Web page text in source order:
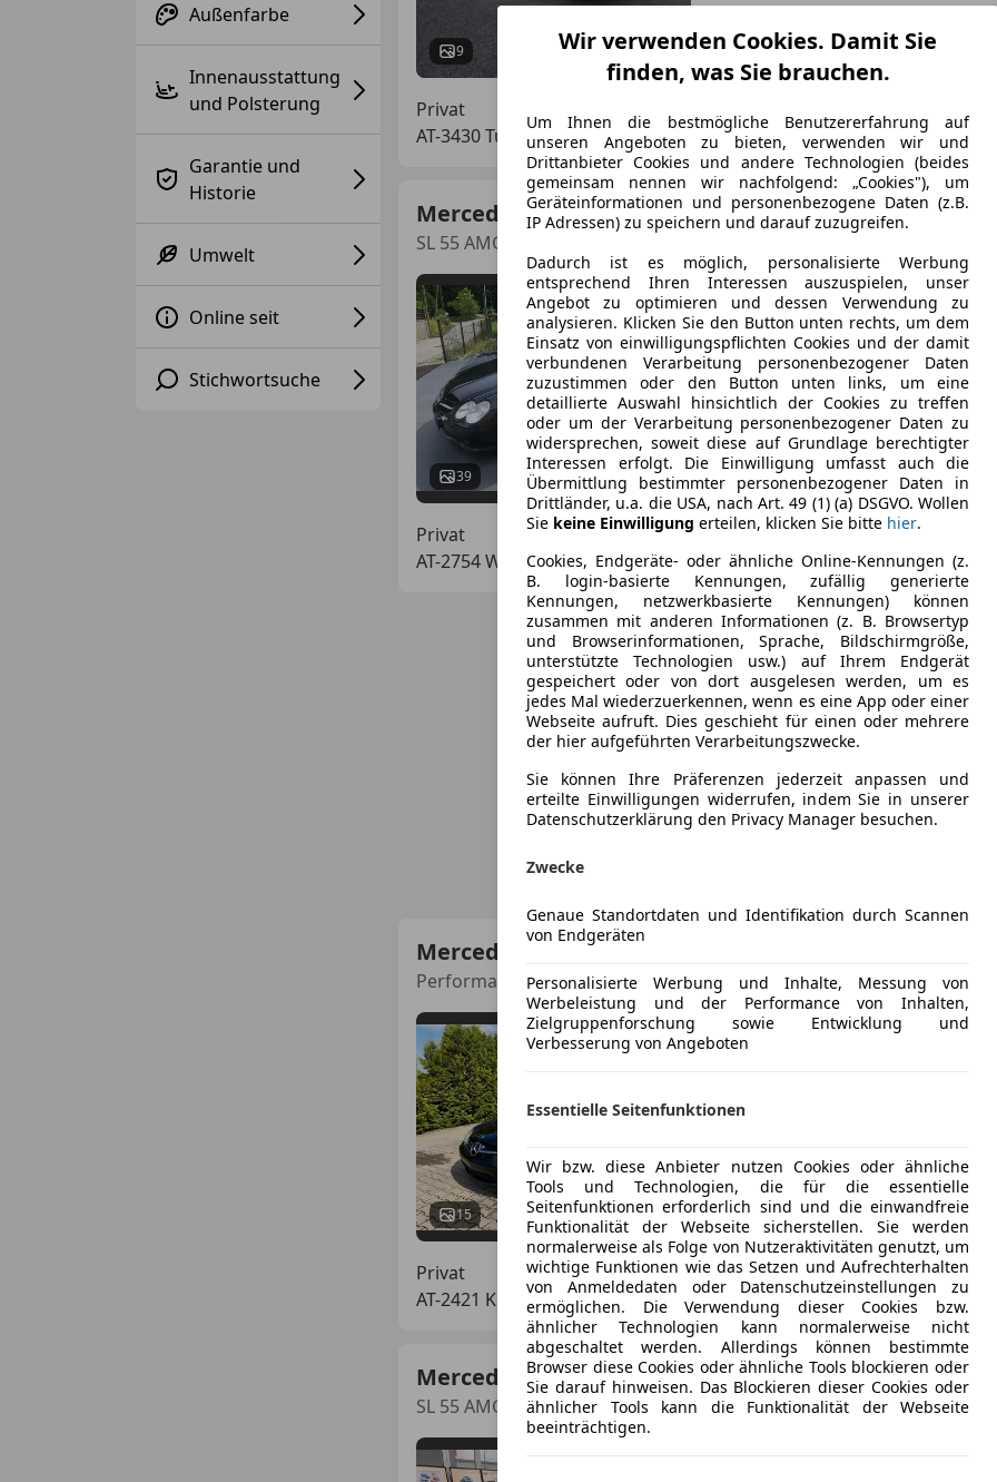
Außenfarbe
Innenausstattung
und Polsterung
Garantie und
Historie
Umwelt
Online seit
Stichwortsuche
9 07/2004 36 350 km
Privat
AT-3430 Tulln an der Donau
Mercedes-Benz SL 55 AMG
SL 55 AMG Roadster Aut. AMG
39
€ 42 750
07/2002 98 200 km
Privat
AT-2754 Waldegg
Mercedes-Benz SL 55 AMG
Performance Package P030, European Version
15
€ 42 999
06/2002 86 900 km
Privat
AT-2421 Kittsee
Mercedes-Benz SL 55 AMG
SL 55 AMG Evolution Mopf1
Wir verwenden Cookies. Damit Sie
finden, was Sie brauchen.
Um Ihnen die bestmögliche Benutzererfahrung auf
unseren Angeboten zu bieten, verwenden wir und
Drittanbieter Cookies und andere Technologien (beides
gemeinsam nennen wir nachfolgend: „Cookies"), um
Geräteinformationen und personenbezogene Daten (z.B.
IP Adressen) zu speichern und darauf zuzugreifen.
Dadurch ist es möglich, personalisierte Werbung
entsprechend Ihren Interessen auszuspielen, unser
Angebot zu optimieren und dessen Verwendung zu
analysieren. Klicken Sie den Button unten rechts, um dem
Einsatz von einwilligungspflichten Cookies und der damit
verbundenen Verarbeitung personenbezogener Daten
zuzustimmen oder den Button unten links, um eine
detaillierte Auswahl hinsichtlich der Cookies zu treffen
oder um der Verarbeitung personenbezogener Daten zu
widersprechen, soweit diese auf Grundlage berechtigter
Interessen erfolgt. Die Einwilligung umfasst auch die
Übermittlung bestimmter personenbezogener Daten in
Drittländer, u.a. die USA, nach Art. 49 (1) (a) DSGVO. Wollen
Sie keine Einwilligung erteilen, klicken Sie bitte hier.
Cookies, Endgeräte- oder ähnliche Online-Kennungen (z.
B. login-basierte Kennungen, zufällig generierte
Kennungen, netzwerkbasierte Kennungen) können
zusammen mit anderen Informationen (z. B. Browsertyp
und Browserinformationen, Sprache, Bildschirmgröße,
unterstützte Technologien usw.) auf Ihrem Endgerät
gespeichert oder von dort ausgelesen werden, um es
jedes Mal wiederzuerkennen, wenn es eine App oder einer
Webseite aufruft. Dies geschieht für einen oder mehrere
der hier aufgeführten Verarbeitungszwecke.
Sie können Ihre Präferenzen jederzeit anpassen und
erteilte Einwilligungen widerrufen, indem Sie in unserer
Datenschutzerklärung den Privacy Manager besuchen.
Zwecke
Genaue Standortdaten und Identifikation durch Scannen
von Endgeräten
Personalisierte Werbung und Inhalte, Messung von
Werbeleistung und der Performance von Inhalten,
Zielgruppenforschung sowie Entwicklung und
Verbesserung von Angeboten
Essentielle Seitenfunktionen
Wir bzw. diese Anbieter nutzen Cookies oder ähnliche
Tools und Technologien, die für die essentielle
Seitenfunktionen erforderlich sind und die einwandfreie
Funktionalität der Webseite sicherstellen. Sie werden
normalerweise als Folge von Nutzeraktivitäten genutzt, um
wichtige Funktionen wie das Setzen und Aufrechterhalten
von Anmeldedaten oder Datenschutzeinstellungen zu
ermöglichen. Die Verwendung dieser Cookies bzw.
ähnlicher Technologien kann normalerweise nicht
abgeschaltet werden. Allerdings können bestimmte
Browser diese Cookies oder ähnliche Tools blockieren oder
Sie darauf hinweisen. Das Blockieren dieser Cookies oder
ähnlicher Tools kann die Funktionalität der Webseite
beeinträchtigen.